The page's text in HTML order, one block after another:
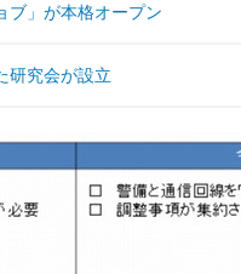
ブ」が本格オープン
研究会が設立